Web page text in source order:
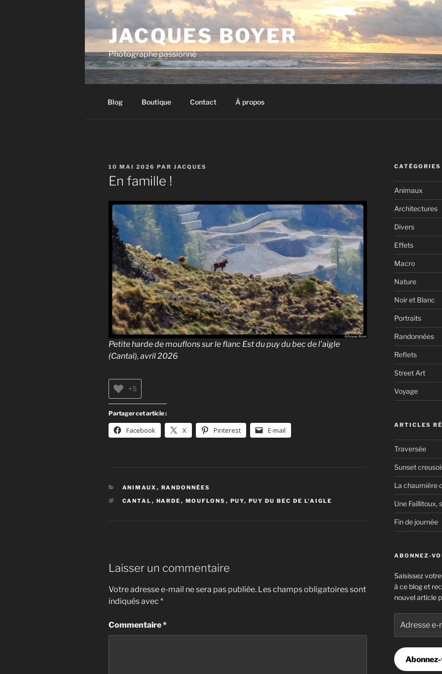
Aller
contenu
principalJACQUES BOYER
Photographe passionné
Blog Boutique Contact À propos
PUBLIÉ
LE
10 MAI 2026 PAR JACQUES
En famille !
Petite harde de mouflons sur le flanc Est du puy du bec de l’aigle
(Cantal), avril 2026
+5
Partager cet article :
Facebook X Pinterest E-mail
CATÉGORIES
ANIMAUX , RANDONNÉES
ÉTIQUETTES
CANTAL , HARDE , MOUFLONS , PUY, PUY DU BEC DE L'AIGLE
Laisser un commentaire
Votre adresse e-mail ne sera pas publiée. Les champs obligatoires sont
indiqués avec *
Commentaire*
CATÉGORIES
Animaux
Architectures
Divers
Effets
Macro
Nature
Noir et Blanc
Portraits
Randonnées
Reflets
Street Art
Voyage
ARTICLES
Traversée
Sunset
La chaumière
Une Faillitoux,
Fin de journée
ABONNEZ-
Saisissez
à ce blog et
nouvel article
mail